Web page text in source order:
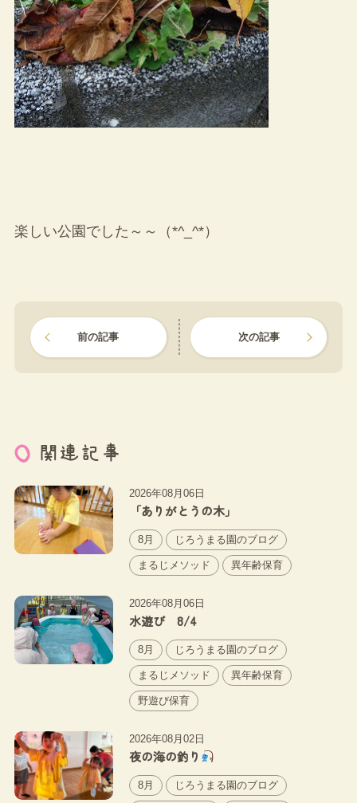
楽しい公園でした～～（*^_^*）
前の記事 次の記事
関連記事
2026年08月06日
「ありがとうの木」
8月 じろうまる園のブログ
まるじメソッド 異年齢保育
2026年08月06日
水遊び 8/4
8月 じろうまる園のブログ
まるじメソッド 異年齢保育
野遊び保育
2026年08月02日
夜の海の釣り
8月 じろうまる園のブログ